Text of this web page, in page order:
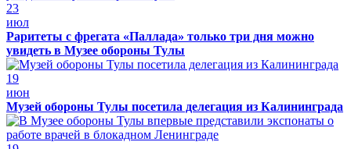
23
июл
Раритеты с фрегата «Паллада» только три дня можно
увидеть в Музее обороны Тулы
19
июн
Музей обороны Тулы посетила делегация из Калининграда